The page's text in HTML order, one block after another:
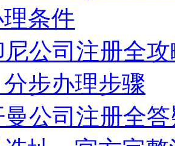
条件
尼公司注册全
步办理步骤
曼公司注册全